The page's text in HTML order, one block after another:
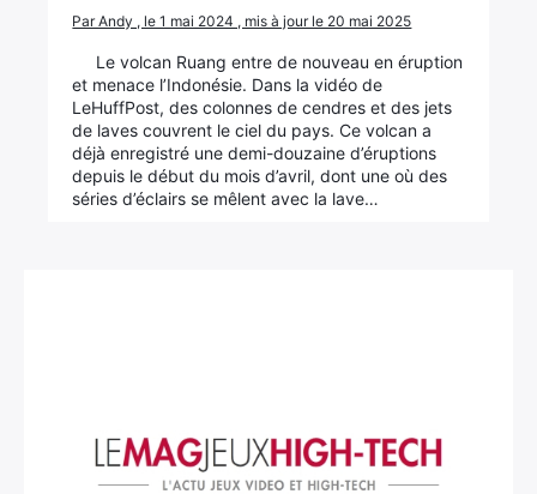
Par Andy , le 1 mai 2024 , mis à jour le 20 mai 2025
Le volcan Ruang entre de nouveau en éruption
et menace l’Indonésie. Dans la vidéo de
LeHuffPost, des colonnes de cendres et des jets
de laves couvrent le ciel du pays. Ce volcan a
déjà enregistré une demi-douzaine d’éruptions
depuis le début du mois d’avril, dont une où des
séries d’éclairs se mêlent avec la lave…